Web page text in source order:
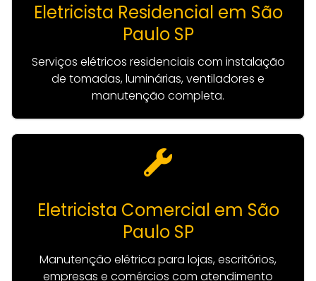
Eletricista Residencial em São
Paulo SP
Serviços elétricos residenciais com instalação
de tomadas, luminárias, ventiladores e
manutenção completa.
Eletricista Comercial em São
Paulo SP
Manutenção elétrica para lojas, escritórios,
empresas e comércios com atendimento